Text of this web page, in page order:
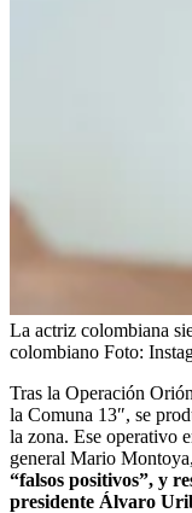
La actriz colombiana
colombiano Foto:
Tras la Operación
la Comuna 13″, se
la zona. Ese operativo
general Mario Montoya,
“falsos positivos”, y
presidente Álvaro